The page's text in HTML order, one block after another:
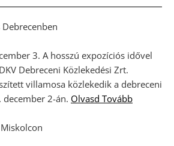
3. A hosszú expozíciós idővel
Debreceni Közlekedési Zrt.
villamosa közlekedik a debreceni
2-án. Olvasd Tovább